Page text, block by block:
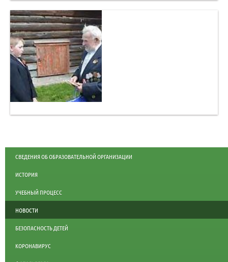
СВЕДЕНИЯ ОБ ОБРАЗОВАТЕЛЬНОЙ ОРГАНИЗАЦИИ
ИСТОРИЯ
УЧЕБНЫЙ ПРОЦЕСС
НОВОСТИ
БЕЗОПАСНОСТЬ ДЕТЕЙ
КОРОНАВИРУС